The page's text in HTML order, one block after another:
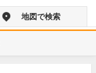
地図で検索